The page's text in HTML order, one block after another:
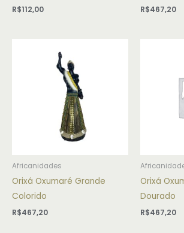
R$112,00 R$467,20
Africanidades
Orixá Oxumaré Grande
Colorido
R$467,20
Orixá
Dourado
R$467,20